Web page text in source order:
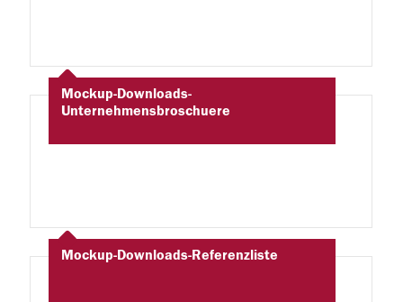
Mockup-Downloads-
Unternehmensbroschuere
Mockup-Downloads-Referenzliste